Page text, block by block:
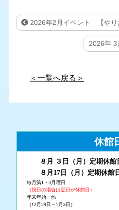
2026年2月イベント 【やり
2026年
＜一覧へ戻る＞
休館
８月 ３ 日（月 ） 定期休館
８月17日（月 ）定期休館
毎月第1・3月曜日
（祝日の場合は翌日が休館日）
年末年始・他
（12月29日～1月3日）